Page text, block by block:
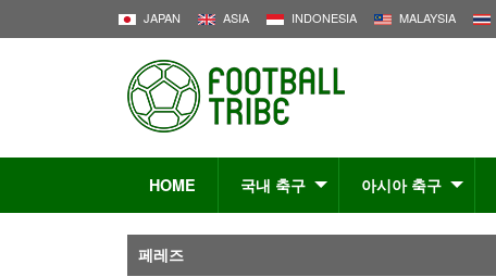
JAPAN ASIA INDONESIA MALAYSIA
HOME 국내 축구 아시아 축구
페레즈